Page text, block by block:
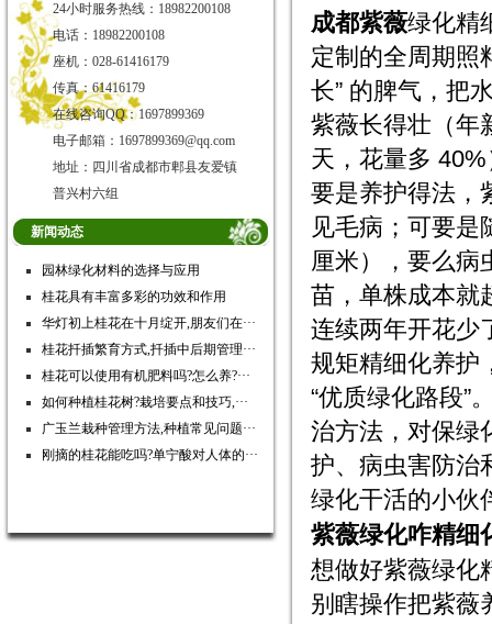
24小时服务热线：18982200108
电话：18982200108
座机：028-61416179
传真：61416179
在线咨询QQ：1697899369
电子邮箱：1697899369@qq.com
地址：四川省成都市郫县友爱镇
普兴村六组
新闻动态
园林绿化材料的选择与应用
桂花具有丰富多彩的功效和作用
华灯初上桂花在十月绽开,朋友们在···
桂花扦插繁育方式,扦插中后期管理···
桂花可以使用有机肥料吗?怎么养?···
如何种植桂花树?栽培要点和技巧,···
广玉兰栽种管理方法,种植常见问题···
刚摘的桂花能吃吗?单宁酸对人体的···
成都紫薇绿化精
定制的全周期照
长” 的脾气，把
紫薇长得壮（年
天，花量多
要是养护得法，
见毛病；可要
厘米），要么病
苗，单株成本就
连续两年开花少
规矩精细化养护
“优质绿化路段”
治方法，对保绿
护、病虫害防治
绿化干活的小伙
紫薇绿化咋精细
想做好紫薇绿化
别瞎操作把紫薇